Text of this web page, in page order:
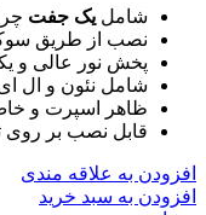
شامل یک جفت
نصب از طریق
پخش نور عالی و
شامل نئون و ال
ظاهر اسپرت و
قابل نصب بر روی
افزودن به علاقه مندی
افزودن به سبد خرید